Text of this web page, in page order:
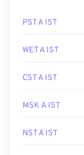
PST A IST
WET A IST
CST A IST
MSK A IST
NST A IST